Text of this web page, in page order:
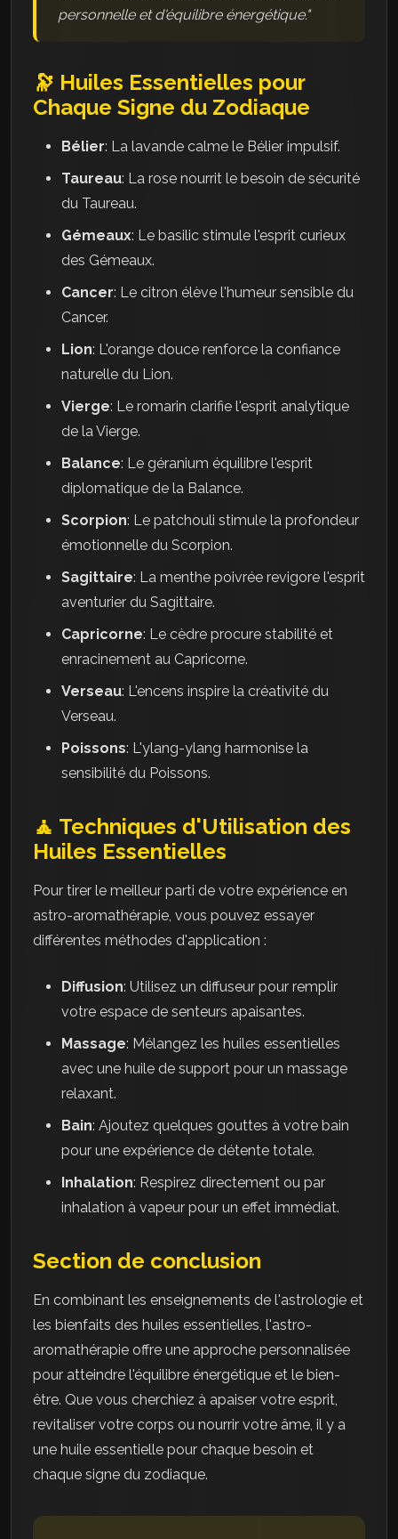
personnelle et d'équilibre énergétique."
🔭 Huiles Essentielles pour
Chaque Signe du Zodiaque
Bélier: La lavande calme le Bélier impulsif.
Taureau: La rose nourrit le besoin de sécurité
du Taureau.
Gémeaux: Le basilic stimule l'esprit curieux
des Gémeaux.
Cancer: Le citron élève l'humeur sensible du
Cancer.
Lion: L'orange douce renforce la confiance
naturelle du Lion.
Vierge: Le romarin clarifie l'esprit analytique
de la Vierge.
Balance: Le géranium équilibre l'esprit
diplomatique de la Balance.
Scorpion: Le patchouli stimule la profondeur
émotionnelle du Scorpion.
Sagittaire: La menthe poivrée revigore l'esprit
aventurier du Sagittaire.
Capricorne: Le cèdre procure stabilité et
enracinement au Capricorne.
Verseau: L'encens inspire la créativité du
Verseau.
Poissons: L'ylang-ylang harmonise la
sensibilité du Poissons.
🧘 Techniques d'Utilisation des
Huiles Essentielles
Pour tirer le meilleur parti de votre expérience en
astro-aromathérapie, vous pouvez essayer
différentes méthodes d'application :
Diffusion: Utilisez un diffuseur pour remplir
votre espace de senteurs apaisantes.
Massage: Mélangez les huiles essentielles
avec une huile de support pour un massage
relaxant.
Bain: Ajoutez quelques gouttes à votre bain
pour une expérience de détente totale.
Inhalation: Respirez directement ou par
inhalation à vapeur pour un effet immédiat.
Section de conclusion
En combinant les enseignements de l'astrologie et
les bienfaits des huiles essentielles, l'astro-
aromathérapie offre une approche personnalisée
pour atteindre l'équilibre énergétique et le bien-
être. Que vous cherchiez à apaiser votre esprit,
revitaliser votre corps ou nourrir votre âme, il y a
une huile essentielle pour chaque besoin et
chaque signe du zodiaque.